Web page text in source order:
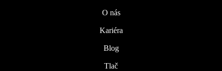
O nás
Kariéra
Blog
Tlač